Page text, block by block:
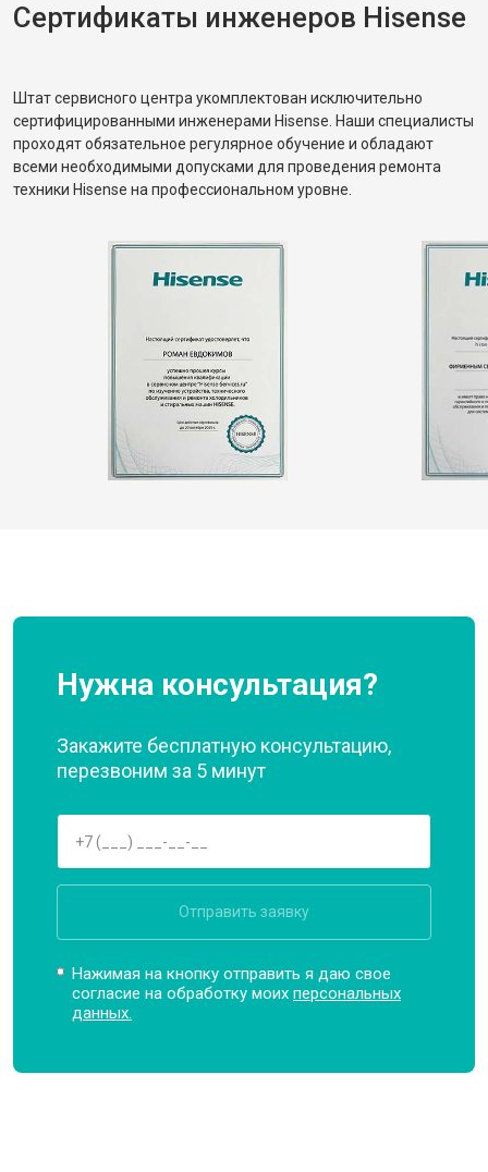
Сертификаты инженеров Hisense
Штат сервисного центра укомплектован исключительно
сертифицированными инженерами Hisense. Наши специалисты
проходят обязательное регулярное обучение и обладают
всеми необходимыми допусками для проведения ремонта
техники Hisense на профессиональном уровне.
Нужна консультация?
Закажите бесплатную консультацию,
перезвоним за 5 минут
Отправить заявку
Нажимая на кнопку отправить я даю свое
согласие на обработку моихперсональных
данных.